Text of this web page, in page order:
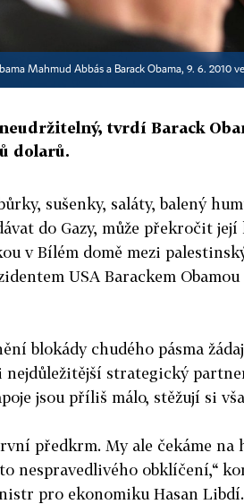
Mahmud Abbás a Barack Obama, 9. 6. 2010
tvrdí Barack
dolarů.
sušenky, saláty, balený
do Gazy, může překročit
v Bílém domě mezi
USA Barackem
blokády chudého pásma
nejdůležitější strategický
jsou příliš málo, stěžují si
předkrm. My ale čekáme na
nespravedlivého obklíčení,“
pro ekonomiku Hasan Libdí.